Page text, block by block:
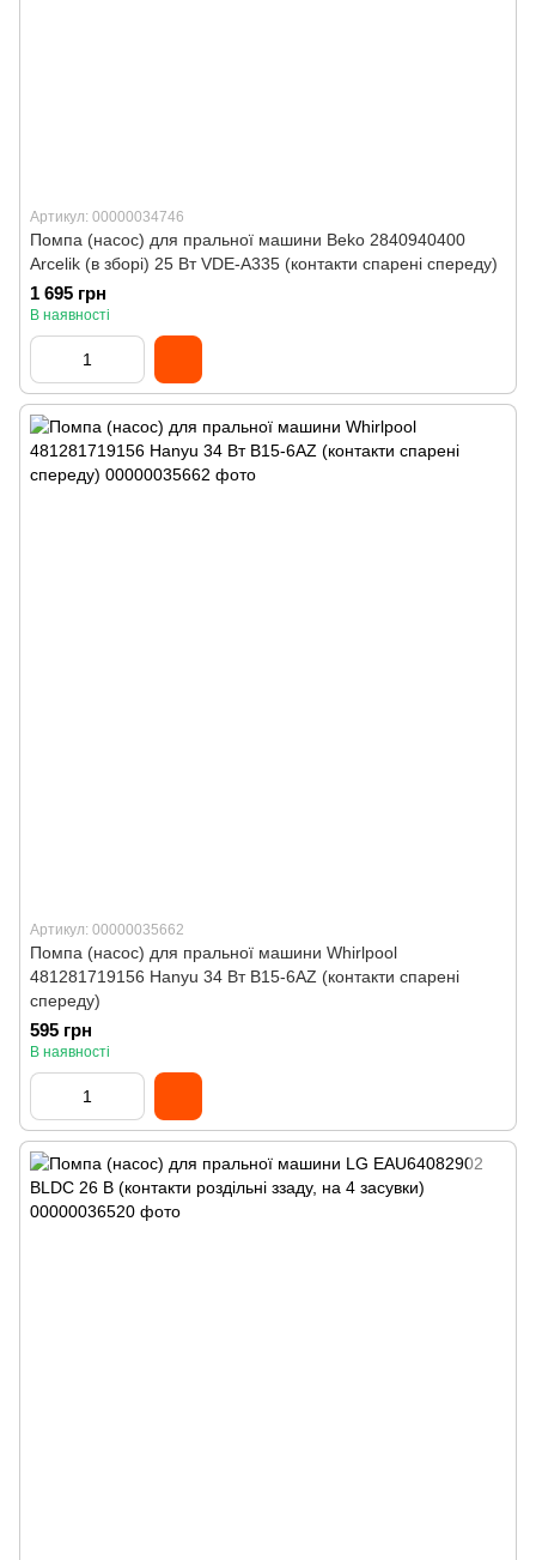
Артикул: 00000034746
Помпа (насос) для пральної машини Beko 2840940400
Arcelik (в зборі) 25 Вт VDE-A335 (контакти спарені спереду)
1 695 грн
В наявності
Артикул: 00000035662
Помпа (насос) для пральної машини Whirlpool
481281719156 Hanyu 34 Вт B15-6AZ (контакти спарені
спереду)
595 грн
В наявності